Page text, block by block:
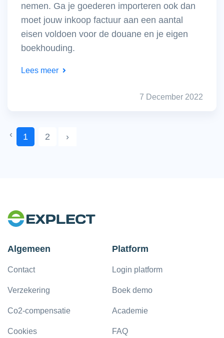
nemen. Ga je goederen importeren ook dan
moet jouw inkoop factuur aan een aantal
eisen voldoen voor de douane en je eigen
boekhouding.
Lees meer
7 December 2022
‹ 1 2 ›
Algemeen
Contact
Verzekering
Co2-compensatie
Cookies
Platform
Login platform
Boek demo
Academie
FAQ